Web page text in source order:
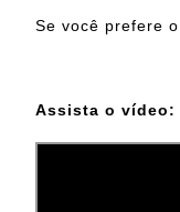
Se você prefere o
Assista o vídeo: